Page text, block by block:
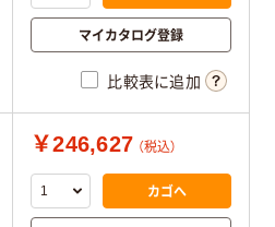
マイカタログ登録
比較表に追加
￥246,627 （税込）
カゴへ